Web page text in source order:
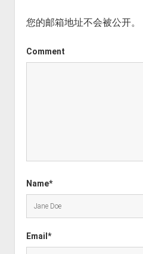
您的邮箱地址不会被公开。
Comment
Name*
Email*